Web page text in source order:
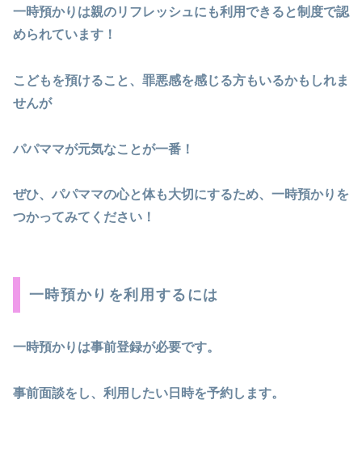
一時預かりは親のリフレッシュにも利用できると制度で認
められています！
こどもを預けること、罪悪感を感じる方もいるかもしれま
せんが
パパママが元気なことが一番！
ぜひ、パパママの心と体も大切にするため、一時預かりを
つかってみてください！
一時預かりを利用するには
一時預かりは事前登録が必要です。
事前面談をし、利用したい日時を予約します。